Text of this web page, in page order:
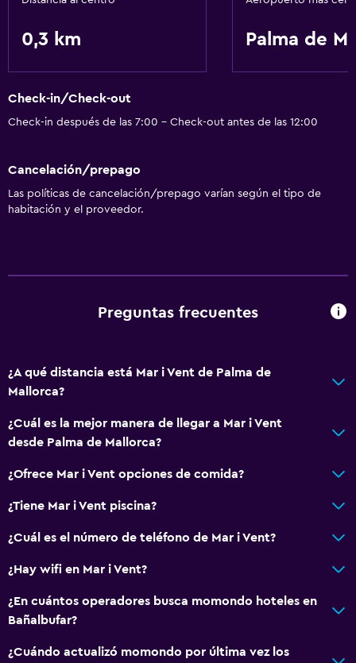
Accesibilidad y adecuación
Lavandería
Lavandería
Tenis
0,3 km Palma de
Check-in/Check-out
Check-in después de las 7:00 - Check-out antes de las 12:00
Cancelación/prepago
Las políticas de cancelación/prepago varían según el tipo de
habitación y el proveedor.
Preguntas frecuentes
¿A qué distancia está Mar i Vent de Palma de
Mallorca?
¿Cuál es la mejor manera de llegar a Mar i Vent
desde Palma de Mallorca?
¿Ofrece Mar i Vent opciones de comida?
¿Tiene Mar i Vent piscina?
¿Cuál es el número de teléfono de Mar i Vent?
¿Hay wifi en Mar i Vent?
¿En cuántos operadores busca momondo hoteles en
Bañalbufar?
¿Cuándo actualizó momondo por última vez los